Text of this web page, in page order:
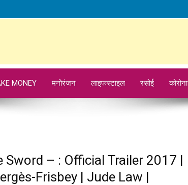
MONEY मनोरंजन लाइफस्टाइल रसोई कोरोना
– : Official Trailer 2017 |
Frisbey | Jude Law |